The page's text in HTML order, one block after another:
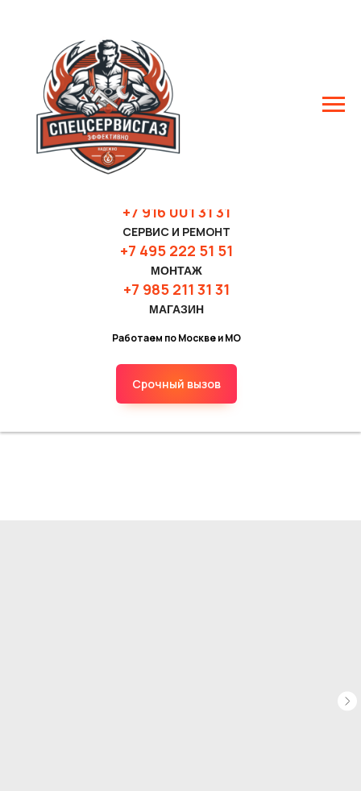
+7 916 001 31 31
СЕРВИС И РЕМОНТ
+7 495 222 51 51
МОНТАЖ
+7 985 211 31 31
МАГАЗИН
Работаем по Москве и МО
Срочный вызов